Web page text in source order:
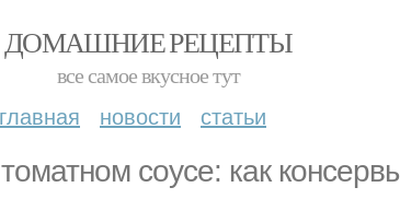
ДОМАШНИЕ РЕЦЕПТЫ
все самое вкусное тут
главная новости статьи
соусе: как